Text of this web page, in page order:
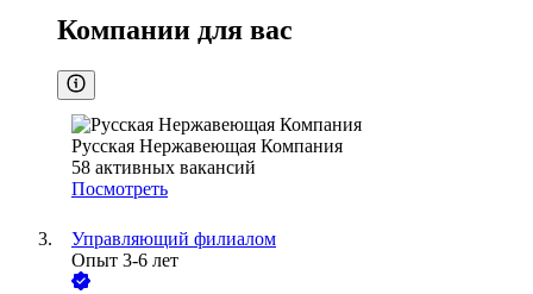
Компании для вас
Русская Нержавеющая Компания
58 активных вакансий
Посмотреть
Управляющий филиалом
Опыт 3-6 лет